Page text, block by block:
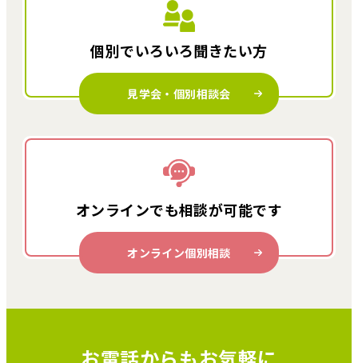
個別でいろいろ聞きたい方
見学会・個別相談会
オンラインでも相談が可能です
オンライン個別相談